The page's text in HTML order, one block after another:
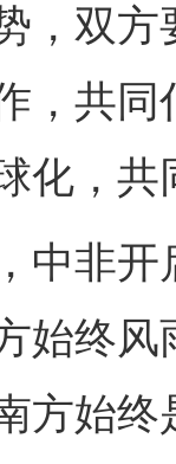
，双
，共
化，
非开
始终
方始